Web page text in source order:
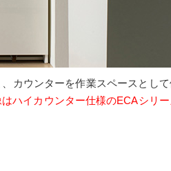
カウンターを作業スペースとして
ハイカウンター仕様のECAシリー